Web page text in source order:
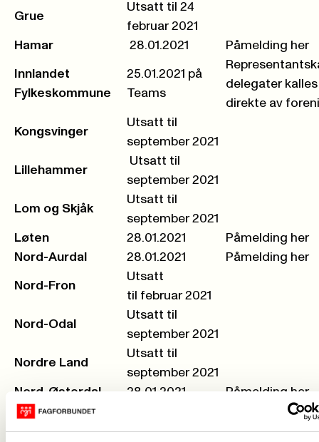
Grue
Utsatt til 24
februar 2021
Hamar
28.01.2021 Påmelding her
Innlandet
Fylkeskommune
25.01.2021 på
Teams
delegater
direkte av
Kongsvinger
Utsatt til
september 2021
Lillehammer
Utsatt til
september 2021
Lom og Skjåk
Utsatt til
september 2021
Løten
28.01.2021
Påmelding her
Nord-Aurdal
28.01.2021 Påmelding her
Nord-Fron
Utsatt
til februar 2021
Nord-Odal
Utsatt til
september 2021
Nordre Land
Utsatt til
september 2021
Nord-Østerdal
28.01.2021 Påmelding her
Ringebu
24.februar 2021
Påmelding her